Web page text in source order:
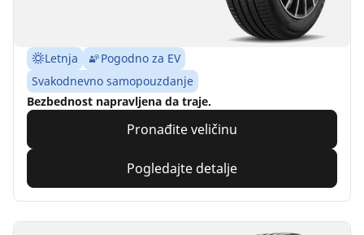
Letnja
Pogodno za EV
Svakodnevno samopouzdanje
Bezbednost napravljena da traje.
Pronađite veličinu
Pogledajte detalje